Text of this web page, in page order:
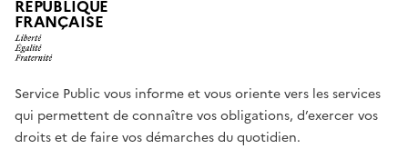
RÉPUBLIQUE
FRANÇAISE
Service Public vous informe et vous oriente vers les services
qui permettent de connaître vos obligations, d’exercer vos
droits et de faire vos démarches du quotidien.